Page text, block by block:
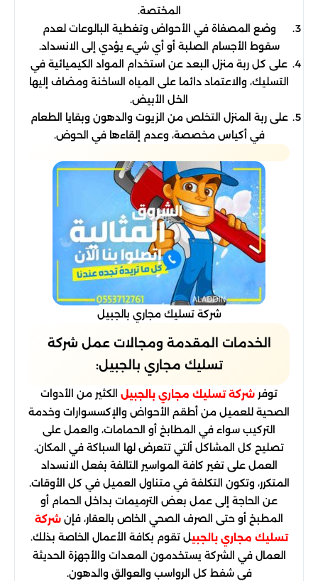
المختصة.
وضع المصفاة في الأحواض وتغطية البالوعات لعدم
سقوط الأجسام الصلبة أو أي شيء يؤدي إلى الانسداد.
على كل ربة منزل البعد عن استخدام المواد الكيميائية في
التسليك، والاعتماد دائما على المياه الساخنة ومضاف إليها
الخل الأبيض.
على ربة المنزل التخلص من الزيوت والدهون وبقايا الطعام
في أكياس مخصصة، وعدم إلقاءها في الحوض.
شركة تسليك مجاري بالجبيل
الخدمات المقدمة ومجالات عمل شركة
تسليك مجاري بالجبيل:
توفر شركة تسليك مجاري بالجبيل الكثير من الأدوات
الصحية للعميل من أطقم الأحواض والإكسسوارات وخدمة
التركيب سواء في المطابخ أو الحمامات، والعمل على
تصليح كل المشاكل ألتي تتعرض لها السباكة في المكان.
العمل على تغير كافة المواسير التالفة بفعل الانسداد
المتكرر، وتكون التكلفة في متناول العميل في كل الأوقات.
عن الحاجة إلى عمل بعض الترميمات بداخل الحمام أو
المطبخ أو حتى الصرف الصحي الخاص بالعقار، فإن شركة
تسليك مجاري بالجبيل تقوم بكافة الأعمال الخاصة بذلك.
العمال في الشركة يستخدمون المعدات والأجهزة الحديثة
في شفط كل الرواسب والعوالق والدهون.